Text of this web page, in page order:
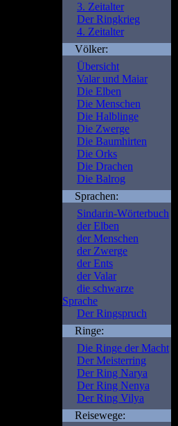
3. Zeitalter
Der Ringkrieg
4. Zeitalter
Völker:
Übersicht
Valar und Maiar
Die Elben
Die Menschen
Die Halblinge
Die Zwerge
Die Baumhirten
Die Orks
Die Drachen
Die Balrog
Sprachen:
Sindarin-Wörterbuch
der Elben
der Menschen
der Zwerge
der Ents
der Valar
die schwarze
Sprache
Der Ringspruch
Ringe:
Die Ringe der Macht
Der Meisterring
Der Ring Narya
Der Ring Nenya
Der Ring Vilya
Reisewege: